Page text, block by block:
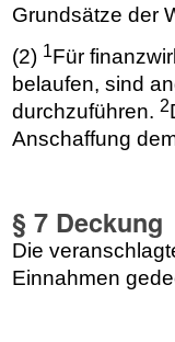
Grundsätze der
(2) 1Für
belaufen, sind
durchzuführen. 2
Anschaffung
§ 7 Deckung
Die
Einnahmen